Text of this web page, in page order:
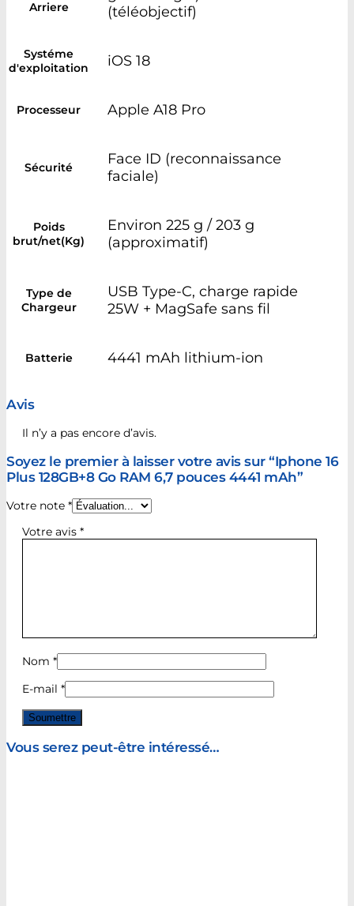
Arriere
(téléobjectif)
Systéme
d'exploitation
iOS 18
Processeur Apple A18 Pro
Sécurité
Face ID (reconnaissance
faciale)
Poids
brut/net(Kg)
Environ 225 g / 203 g
(approximatif)
Type de
Chargeur
USB Type-C, charge rapide
25W + MagSafe sans fil
Batterie 4441 mAh lithium-ion
Avis
Il n’y a pas encore d’avis.
Soyez le premier à laisser votre avis sur “Iphone 16
Plus 128GB+8 Go RAM 6,7 pouces 4441 mAh”
Votre note *
Votre avis *
Nom *
E-mail *
Vous serez peut-être intéressé…